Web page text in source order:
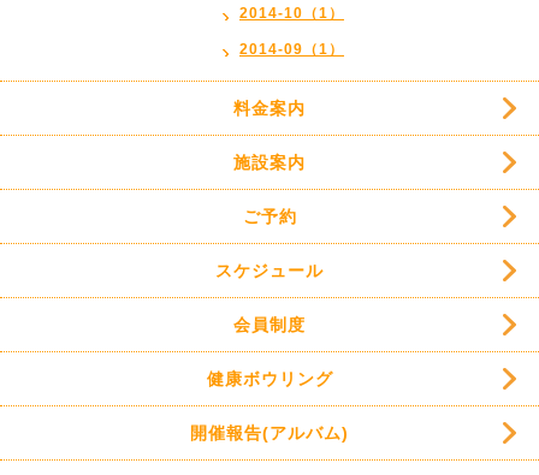
2014-10（1）
2014-09（1）
料金案内
施設案内
ご予約
スケジュール
会員制度
健康ボウリング
開催報告(アルバム)